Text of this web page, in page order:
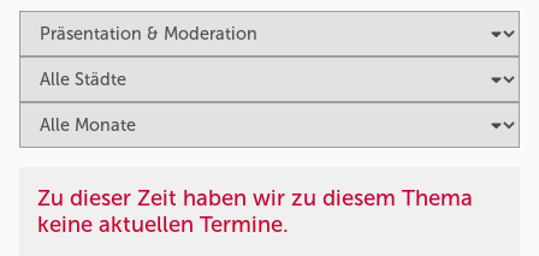
Zu dieser Zeit haben wir zu diesem Thema
keine aktuellen Termine.